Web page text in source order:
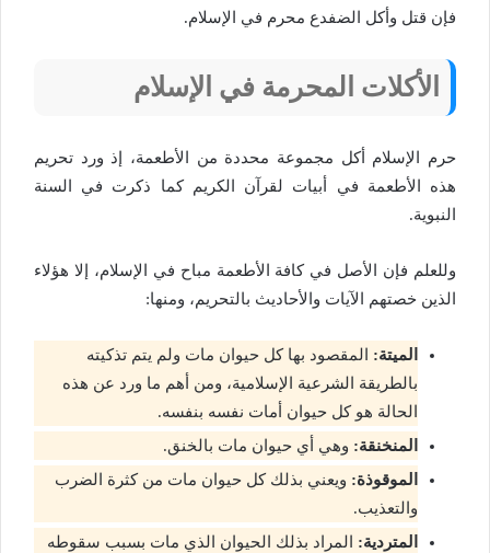
فإن قتل وأكل الضفدع محرم في الإسلام.
الأكلات المحرمة في الإسلام
حرم الإسلام أكل مجموعة محددة من الأطعمة، إذ ورد تحريم
هذه الأطعمة في أبيات لقرآن الكريم كما ذكرت في السنة
النبوية.
وللعلم فإن الأصل في كافة الأطعمة مباح في الإسلام، إلا هؤلاء
الذين خصتهم الآيات والأحاديث بالتحريم، ومنها:
الميتة: المقصود بها كل حيوان مات ولم يتم تذكيته
بالطريقة الشرعية الإسلامية، ومن أهم ما ورد عن هذه
الحالة هو كل حيوان أمات نفسه بنفسه.
المنخنقة: وهي أي حيوان مات بالخنق.
الموقوذة: ويعني بذلك كل حيوان مات من كثرة الضرب
والتعذيب.
المتردية: المراد بذلك الحيوان الذي مات بسبب سقوطه